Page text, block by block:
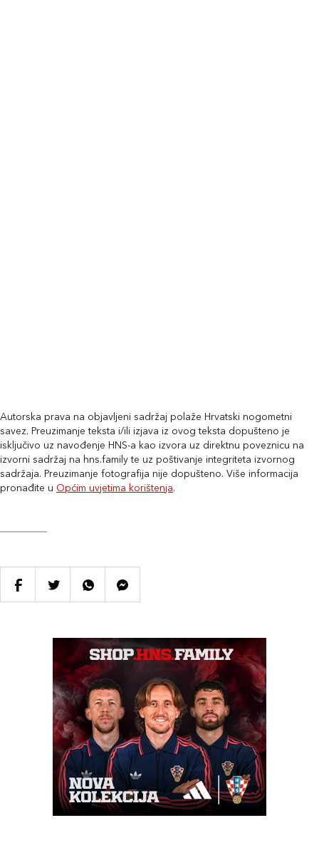
Autorska prava na objavljeni sadržaj polaže Hrvatski nogometni
savez. Preuzimanje teksta i/ili izjava iz ovog teksta dopušteno je
isključivo uz navođenje HNS-a kao izvora uz direktnu poveznicu na
izvorni sadržaj na hns.family te uz poštivanje integriteta izvornog
sadržaja. Preuzimanje fotografija nije dopušteno. Više informacija
pronađite u Općim uvjetima korištenja.